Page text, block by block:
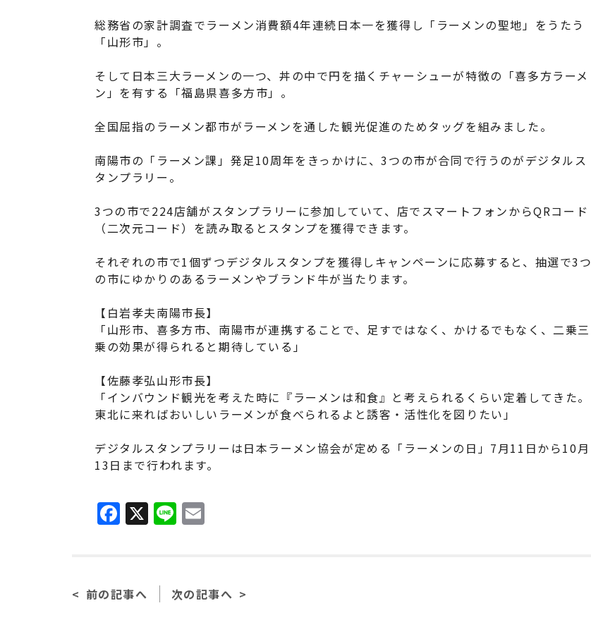
総務省の家計調査でラーメン消費額4年連続日本一を獲得し「ラーメンの聖地」をうたう
「山形市」。
そして日本三大ラーメンの一つ、丼の中で円を描くチャーシューが特徴の「喜多方ラーメ
ン」を有する「福島県喜多方市」。
全国屈指のラーメン都市がラーメンを通した観光促進のためタッグを組みました。
南陽市の「ラーメン課」発足10周年をきっかけに、3つの市が合同で行うのがデジタルス
タンプラリー。
3つの市で224店舗がスタンプラリーに参加していて、店でスマートフォンからQRコード
（二次元コード）を読み取るとスタンプを獲得できます。
それぞれの市で1個ずつデジタルスタンプを獲得しキャンペーンに応募すると、抽選で3つ
の市にゆかりのあるラーメンやブランド牛が当たります。
【白岩孝夫南陽市長】
「山形市、喜多方市、南陽市が連携することで、足すではなく、かけるでもなく、二乗三
乗の効果が得られると期待している」
【佐藤孝弘山形市長】
「インバウンド観光を考えた時に『ラーメンは和食』と考えられるくらい定着してきた。
東北に来ればおいしいラーメンが食べられるよと誘客・活性化を図りたい」
デジタルスタンプラリーは日本ラーメン協会が定める「ラーメンの日」7月11日から10月
13日まで行われます。
F
a
e
b
X Li
n
l
前の記事へ 次の記事へ